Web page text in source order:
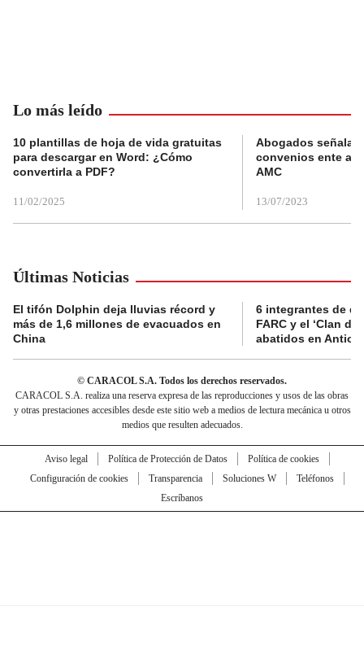
Lo más leído
10 plantillas de hoja de vida gratuitas
para descargar en Word: ¿Cómo
convertirla a PDF?
11/02/2025
Abogados
convenios ente
AMC
13/07/2023
Últimas Noticias
El tifón Dolphin deja lluvias récord y
más de 1,6 millones de evacuados en
China
6 integrantes de
FARC y el ‘Clan
abatidos en
© CARACOL S.A. Todos los derechos reservados.
CARACOL S.A. realiza una reserva expresa de las reproducciones y usos de las obras
y otras prestaciones accesibles desde este sitio web a medios de lectura mecánica u otros
medios que resulten adecuados.
Aviso legal Política de Protección de Datos
Política de cookies
Configuración de cookies
Transparencia Soluciones W
Teléfonos
Escríbanos